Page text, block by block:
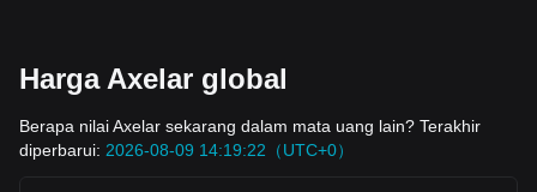
Harga Axelar global
Berapa nilai Axelar sekarang dalam mata uang lain? Terakhir
diperbarui: 2026-08-09 14:19:22（UTC+0）